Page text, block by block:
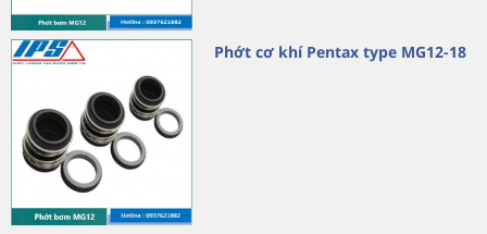
Phớt cơ khí Pentax type MG12-18